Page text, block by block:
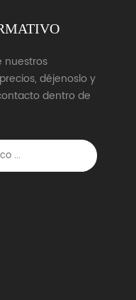
nuestros
déjenoslo y
dentro de